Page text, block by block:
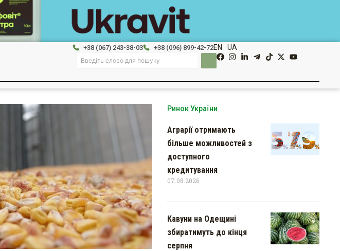
+38 (067) 243-38-03 +38 (096) 899-42-72EN UA
Search
Ринок України
Аграрії отримають
більше можливостей з
доступного
кредитування
07.08.2026
Кавуни на Одещині
збиратимуть до кінця
серпня